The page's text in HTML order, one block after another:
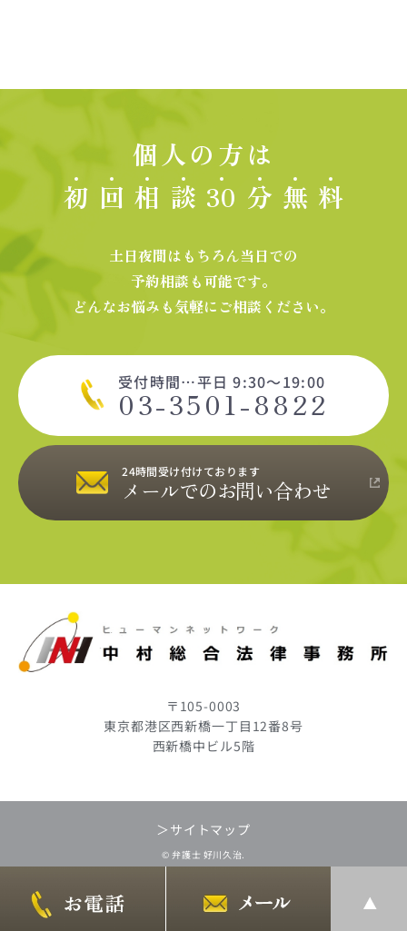
個人の方は
初 回 相 談 30 分 無 料
土日夜間はもちろん当日での
予約相談も可能です。
どんなお悩みも気軽にご相談ください。
受付時間…平日 9:30～19:00
03-3501-8822
24時間受け付けております
メールでのお問い合わせ
〒105-0003
東京都港区西新橋一丁目12番8号
西新橋中ビル5階
＞サイトマップ
© 弁護士 好川久治.